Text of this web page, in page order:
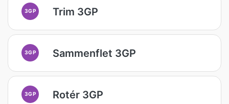
3GP Trim 3GP
3GP Sammenflet 3GP
3GP Rotér 3GP